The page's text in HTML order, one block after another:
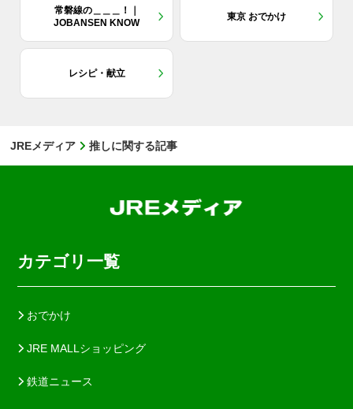
常磐線の＿＿＿！｜
JOBANSEN KNOW
東京 おでかけ
レシピ・献立
JREメディア 推しに関する記事
カテゴリ一覧
おでかけ
JRE MALLショッピング
鉄道ニュース